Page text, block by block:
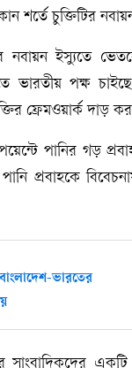
চুক্তিটির
নবায়ন ইস্যুতে
ভারতীয় পক্ষ চাইছে
ফ্রেমওয়ার্ক দাড়
পানির গড়
প্রবাহকে
ভারতের
সাংবাদিকদের